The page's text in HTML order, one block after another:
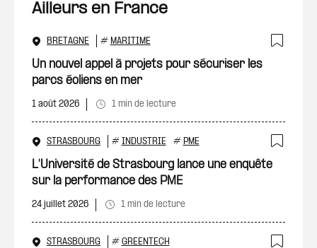
Ailleurs en France
BRETAGNE # MARITIME
Un nouvel appel à projets pour sécuriser les
parcs éoliens en mer
1 août 2026 1 min de lecture
STRASBOURG # INDUSTRIE # PME
L'Université de Strasbourg lance une enquête
sur la performance des PME
24 juillet 2026 1 min de lecture
STRASBOURG # GREENTECH